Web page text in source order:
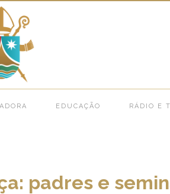
EDUCAÇÃO RÁDIO E
e seminaristas refletem sobre a transmissão da fé na
padres e